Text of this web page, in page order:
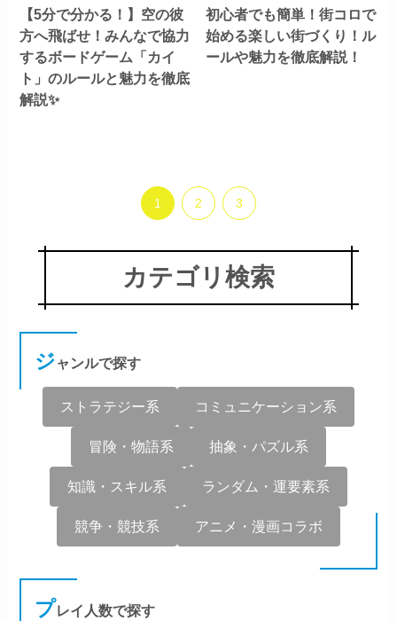
【5分で分かる！】空の彼
方へ飛ばせ！みんなで協力
するボードゲーム「カイ
ト」のルールと魅力を徹底
解説✨
初心者でも簡単！街コロで
始める楽しい街づくり！ル
ールや魅力を徹底解説！
1 2 3
カテゴリ検索
ジャンルで探す
ストラテジー系 コミュニケーション系
冒険・物語系 抽象・パズル系
知識・スキル系 ランダム・運要素系
競争・競技系 アニメ・漫画コラボ
プレイ人数で探す